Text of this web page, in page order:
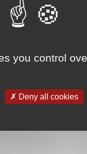
Le Docteur
2018 à
you control
Deny all cookies